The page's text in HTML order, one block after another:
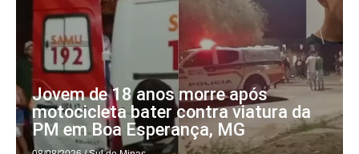
Jovem de 18 anos morre após
motocicleta bater contra viatura da
PM em Boa Esperança, MG